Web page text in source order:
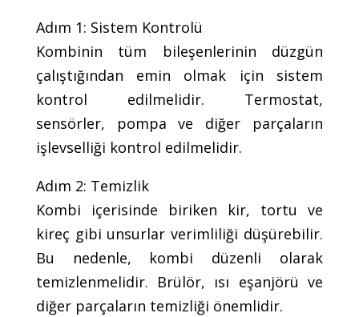
Adım 1: Sistem Kontrolü
Kombinin tüm bileşenlerinin düzgün
çalıştığından emin olmak için sistem
kontrol edilmelidir. Termostat,
sensörler, pompa ve diğer parçaların
işlevselliği kontrol edilmelidir.
Adım 2: Temizlik
Kombi içerisinde biriken kir, tortu ve
kireç gibi unsurlar verimliliği düşürebilir.
Bu nedenle, kombi düzenli olarak
temizlenmelidir. Brülör, ısı eşanjörü ve
diğer parçaların temizliği önemlidir.